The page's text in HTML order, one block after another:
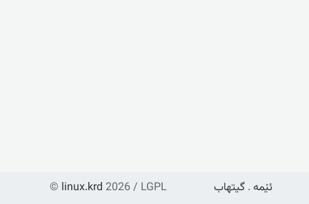
© linux.krd 2026 / LGPL ئێمە . گیتهاب